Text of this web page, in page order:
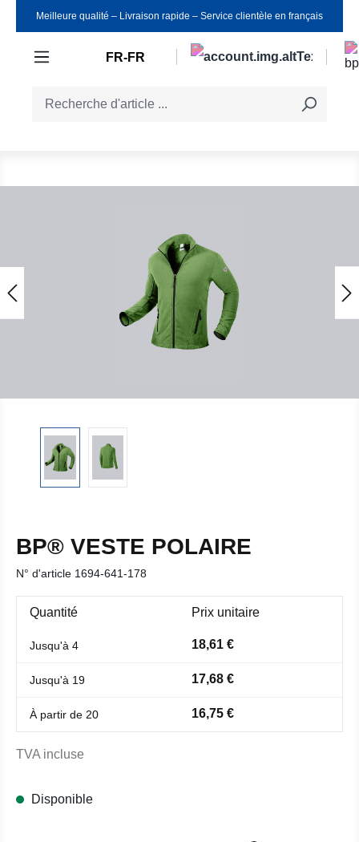
Passer au contenu principal
Meilleure qualité ‒ Livraison rapide ‒ Service clientèle en français
FR-FR
BP® VESTE POLAIRE
N° d'article 1694-641-178
Quantité Prix unitaire
Jusqu'à 4 18,61 €
Jusqu'à 19 17,68 €
À partir de 20 16,75 €
TVA incluse
Disponible